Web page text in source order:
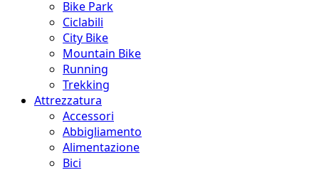
Bike Park
Ciclabili
City Bike
Mountain Bike
Running
Trekking
Attrezzatura
Accessori
Abbigliamento
Alimentazione
Bici